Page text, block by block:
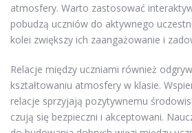
atmosfery. Warto zastosować
pobudzą uczniów do aktywnego
kolei zwiększy ich zaangażowanie i
Relacje między uczniami również
kształtowaniu atmosfery w klasie.
relacje sprzyjają pozytywnemu
czują się bezpieczni i akceptowani.